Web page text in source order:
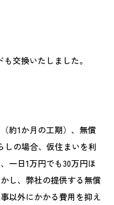
交換いたしました。
約1か月の工期）、無償
しの場合、仮住まいを利
一日1万円でも30万円ほ
し、弊社の提供する無償
以外にかかる費用を抑え